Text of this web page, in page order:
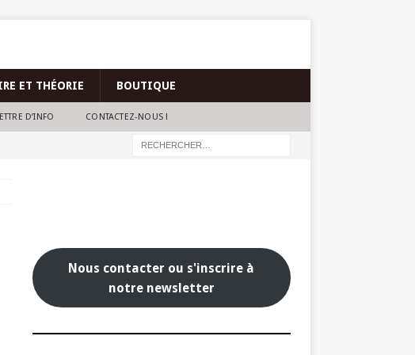
ET THÉORIE BOUTIQUE
D’INFO CONTACTEZ-NOUS !
Nous contacter ou s'inscrire à
notre newsletter